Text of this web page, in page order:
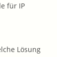
für IP
Lösung